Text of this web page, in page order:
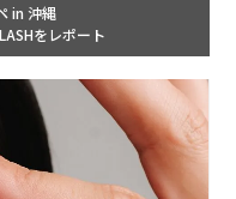
in 沖縄
をレポート